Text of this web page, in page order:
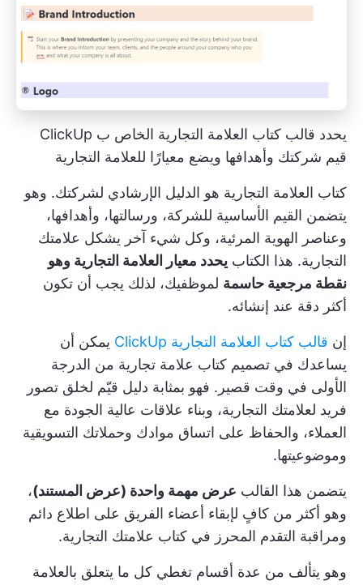
يحدد قالب كتاب العلامة التجارية الخاص ب ClickUp
قيم شركتك وأهدافها ويضع معيارًا للعلامة التجارية
كتاب العلامة التجارية هو الدليل الإرشادي لشركتك. وهو
يتضمن القيم الأساسية للشركة، ورسالتها، وأهدافها،
وعناصر الهوية المرئية، وكل شيء آخر يشكل علامتك
التجارية. هذا الكتاب يحدد معيار العلامة التجارية وهو
نقطة مرجعية حاسمة لموظفيك، لذلك يجب أن تكون
أكثر دقة عند إنشائه.
إن قالب كتاب العلامة التجارية ClickUp
يمكن أن
يساعدك في تصميم كتاب علامة تجارية من الدرجة
الأولى في وقت قصير. فهو بمثابة دليل قيّم لخلق تصور
فريد لعلامتك التجارية، وبناء علاقات عالية الجودة مع
العملاء، والحفاظ على اتساق موادك وحملاتك التسويقية
وموضوعيتها.
يتضمن هذا القالب عرض مهمة واحدة (عرض المستند)،
وهو أكثر من كافٍ لإبقاء أعضاء الفريق على اطلاع دائم
ومراقبة التقدم المحرز في كتاب علامتك التجارية.
وهو يتألف من عدة أقسام تغطي كل ما يتعلق بالعلامة